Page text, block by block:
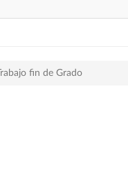
Trabajo fin de Grado